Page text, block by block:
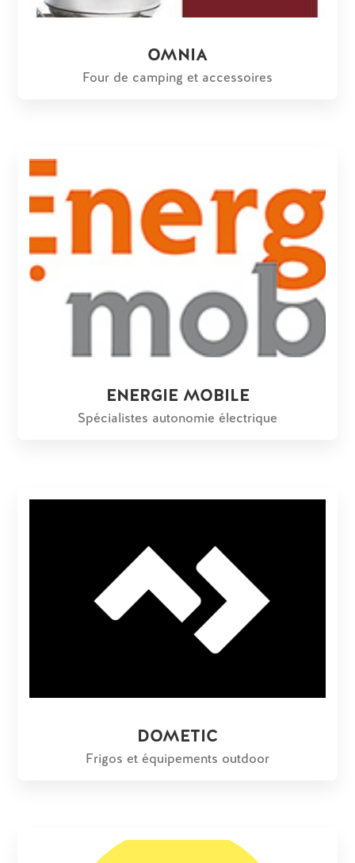
OMNIA
Four de camping et accessoires
ENERGIE MOBILE
Spécialistes autonomie électrique
DOMETIC
Frigos et équipements outdoor